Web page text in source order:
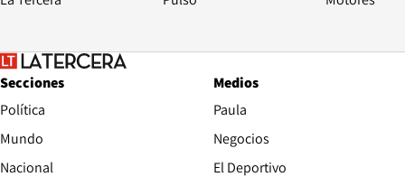
Secciones
Política
Mundo
Nacional
Medios
Paula
Negocios
El Deportivo